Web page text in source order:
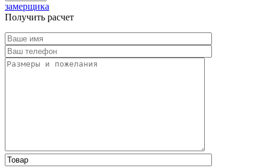
замерщика
Получить расчет